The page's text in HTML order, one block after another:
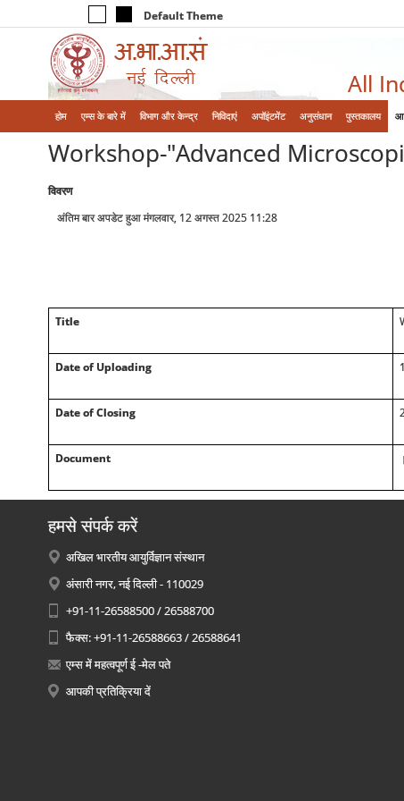
Default Theme
All
होम एम्‍स के बारे में विभाग और केन्‍द्र निविदाएं अपॉइंटमेंट अनुसंधान पुस्तकालय
Workshop-"Advanced
विवरण
अंतिम बार अपडेट हुआ मंगलवार, 12 अगस्त 2025 11:28
Title
Date of Uploading
Date of Closing
Document
हमसे संपर्क करें
अखिल भारतीय आयुर्विज्ञान संस्थान
अंसारी नगर, नई दिल्ली - 110029
+91-11-26588500 / 26588700
फैक्स: +91-11-26588663 / 26588641
एम्स में महत्वपूर्ण ई -मेल पते
आपकी प्रतिक्रिया दें